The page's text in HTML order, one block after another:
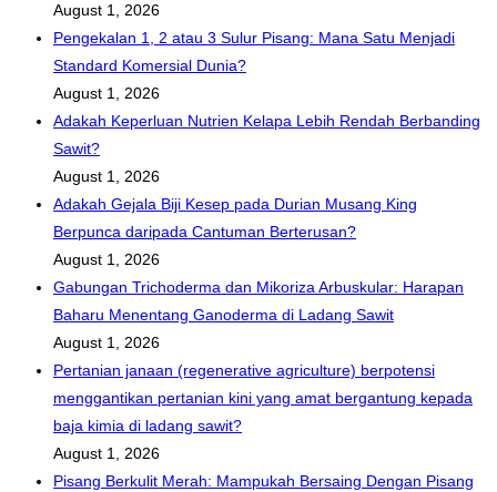
August 1, 2026
Pengekalan 1, 2 atau 3 Sulur Pisang: Mana Satu Menjadi
Standard Komersial Dunia?
August 1, 2026
Adakah Keperluan Nutrien Kelapa Lebih Rendah Berbanding
Sawit?
August 1, 2026
Adakah Gejala Biji Kesep pada Durian Musang King
Berpunca daripada Cantuman Berterusan?
August 1, 2026
Gabungan Trichoderma dan Mikoriza Arbuskular: Harapan
Baharu Menentang Ganoderma di Ladang Sawit
August 1, 2026
Pertanian janaan (regenerative agriculture) berpotensi
menggantikan pertanian kini yang amat bergantung kepada
baja kimia di ladang sawit?
August 1, 2026
Pisang Berkulit Merah: Mampukah Bersaing Dengan Pisang